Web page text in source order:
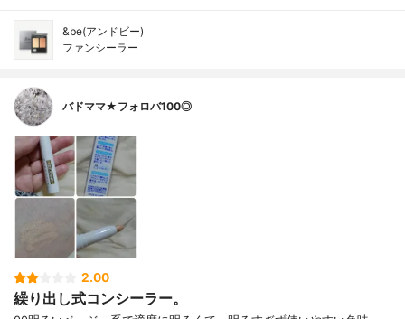
&be(アンドビー)
ファンシーラー
バドママ★フォロバ100◎
2.00
繰り出し式コンシーラー。